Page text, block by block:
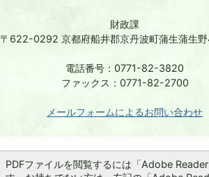
財政課
〒622-0292 京都府船井郡京丹波町蒲生蒲生
電話番号：0771-82-3820
ファックス：0771-82-2700
メールフォームによるお問い合わせ
PDFファイルを閲覧するには「Adobe